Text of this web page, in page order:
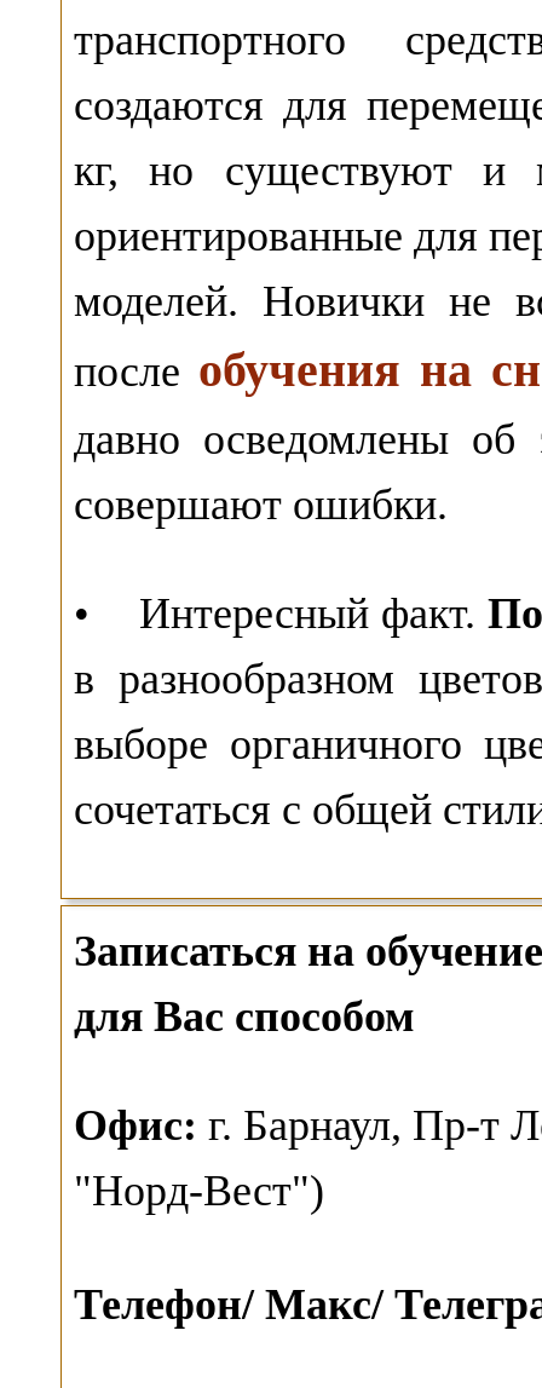
транспортного
создаются для
кг, но существуют и
ориентированные для
моделей. Новички не
после обучения на
давно осведомлены об
совершают ошибки.
• Интересный факт.
в разнообразном
выборе органичного
сочетаться с общей
Записаться на
для Вас способом
Офис: г. Барнаул, Пр-т
"Норд-Вест")
Телефон/ Макс/